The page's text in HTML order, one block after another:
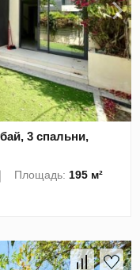
3 спальни,
Площадь:195 м²